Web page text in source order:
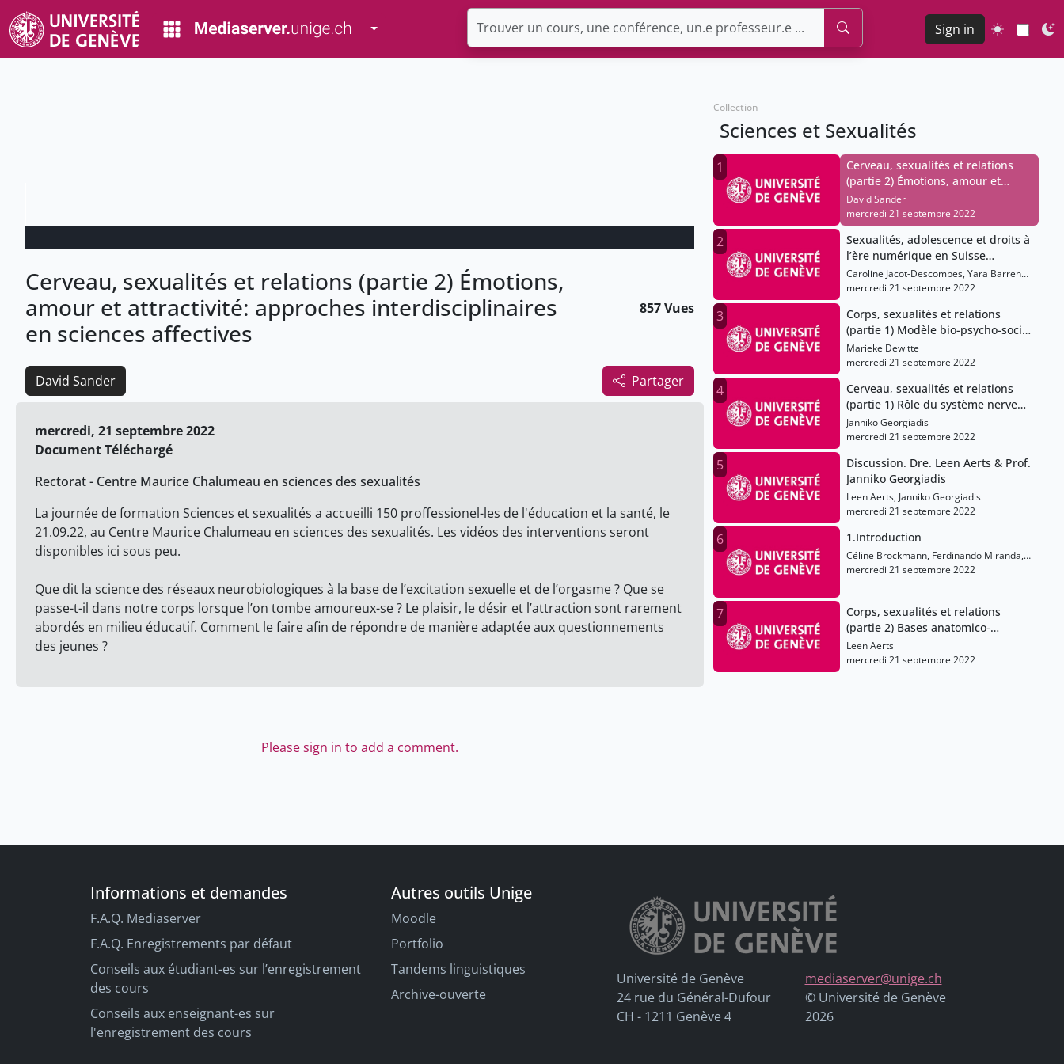
Toggle Dropdown Sign in
Cerveau, sexualités et relations (partie 2) Émotions,
amour et attractivité: approches interdisciplinaires
en sciences affectives
857 Vues
Partager
David Sander
mercredi, 21 septembre 2022
Document Téléchargé
Rectorat - Centre Maurice Chalumeau en sciences des sexualités
La journée de formation Sciences et sexualités a accueilli 150 proffessionel-les de l'éducation et la santé, le
21.09.22, au Centre Maurice Chalumeau en sciences des sexualités. Les vidéos des interventions seront
disponibles ici sous peu.
Que dit la science des réseaux neurobiologiques à la base de l’excitation sexuelle et de l’orgasme ? Que se
passe-t-il dans notre corps lorsque l’on tombe amoureux-se ? Le plaisir, le désir et l’attraction sont rarement
abordés en milieu éducatif. Comment le faire afin de répondre de manière adaptée aux questionnements
des jeunes ?
Please sign in to add a comment.
Collection
Sciences et Sexualités
1
Cerveau, sexualités et relations
(partie 2) Émotions, amour et
attractivité: approches
interdisciplinaires en sciences
affectives
David Sander
mercredi 21 septembre 2022
2
Sexualités, adolescence et droits à
l’ère numérique en Suisse
Comportements sexuels chez les
adolescent-es.
Caroline Jacot-Descombes, Yara Barrense
Dias
mercredi 21 septembre 2022
3
Corps, sexualités et relations
(partie 1) Modèle bio-psycho-social
de la sexualité, développement
psychosexuel et sexualité à
Marieke Dewitte
mercredi 21 septembre 2022
4
Cerveau, sexualités et relations
(partie 1) Rôle du système nerveux
central et des neuro-hormones
dans l’excitation sexuelle et
Janniko Georgiadis
mercredi 21 septembre 2022
5
Discussion. Dre. Leen Aerts & Prof.
Janniko Georgiadis
Leen Aerts, Janniko Georgiadis
mercredi 21 septembre 2022
6 1.Introduction
Céline Brockmann, Ferdinando Miranda,
Isabelle Vuillemin, Leen Aerts, Caroline
mercredi 21 septembre 2022
7
Corps, sexualités et relations
(partie 2) Bases anatomico-
physiologiques de la réponse
sexuelle. Hormones stéroïdiennes
Leen Aerts
mercredi 21 septembre 2022
Informations et demandes
F.A.Q. Mediaserver
F.A.Q. Enregistrements par défaut
Conseils aux étudiant-es sur l’enregistrement
des cours
Conseils aux enseignant-es sur
l'enregistrement des cours
Autres outils Unige
Moodle
Portfolio
Tandems linguistiques
Archive-ouverte
Université de Genève
24 rue du Général-Dufour
CH - 1211 Genève 4
mediaserver@unige.ch
© Université de Genève
2026